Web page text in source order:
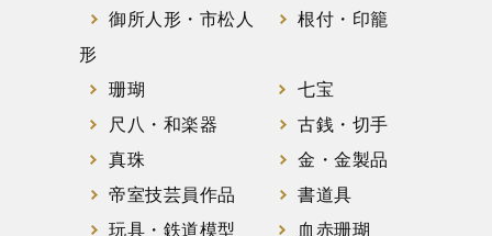
御所人形・市松人
形
根付・印籠
珊瑚
七宝
尺八・和楽器
古銭・切手
真珠
金・金製品
帝室技芸員作品
書道具
玩具・鉄道模型
血赤珊瑚